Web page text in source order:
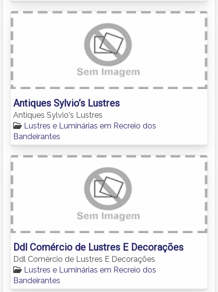
Antiques Sylvio’s Lustres
Antiques Sylvio's Lustres
Lustres e Luminárias em Recreio dos
Bandeirantes
Ddl Comércio de Lustres E Decorações
Ddl Comércio de Lustres E Decorações
Lustres e Luminárias em Recreio dos
Bandeirantes